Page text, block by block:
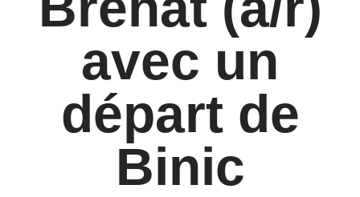
avec un
départ de
Binic